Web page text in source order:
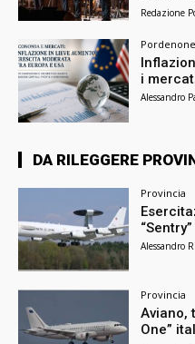
Redazione
Pordenone
i
Alessandro
DA RILEGGERE
Provincia
Alessandro
Provincia
Aviano,
One”